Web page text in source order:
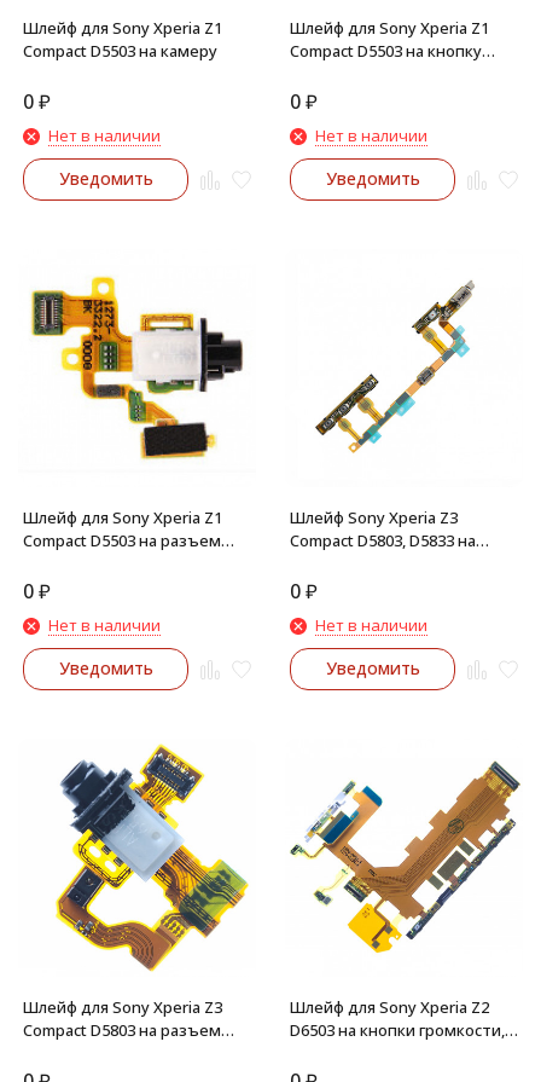
Шлейф для Sony Xperia Z1
Compact D5503 на камеру
0₽
Нет в наличии
Уведомить
Шлейф для Sony Xperia Z1
Compact D5503 на кнопку
0₽
Нет в наличии
Уведомить
Шлейф для Sony Xperia Z1
Compact D5503 на разъем
0₽
Нет в наличии
Уведомить
Шлейф Sony Xperia Z3
Compact D5803, D5833 на
включения, вибромотор
0₽
Нет в наличии
Уведомить
Шлейф для Sony Xperia Z3
Compact D5803 на разъем
Шлейф для Sony Xperia Z2
D6503 на кнопки громкости,
микрофон